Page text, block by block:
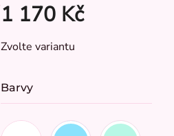
1 170 Kč
Měrná
Zvolte variantu
Barvy